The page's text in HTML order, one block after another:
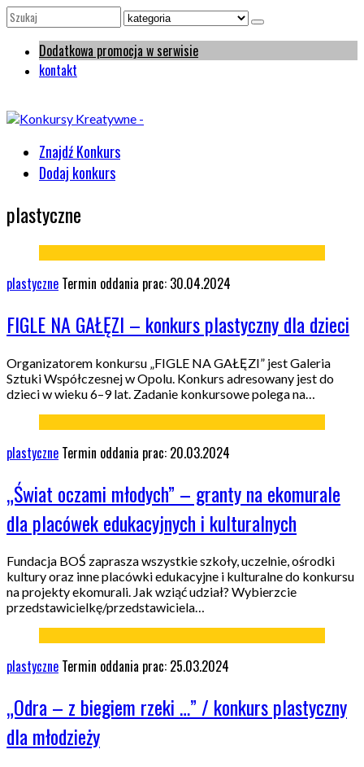
Dodatkowa promocja w serwisie
kontakt
Znajdź Konkurs
Dodaj konkurs
plastyczne
plastyczne Termin oddania prac: 30.04.2024
FIGLE NA GAŁĘZI – konkurs plastyczny dla dzieci
Organizatorem konkursu „FIGLE NA GAŁĘZI” jest Galeria
Sztuki Współczesnej w Opolu. Konkurs adresowany jest do
dzieci w wieku 6–9 lat. Zadanie konkursowe polega na…
plastyczne Termin oddania prac: 20.03.2024
„Świat oczami młodych” – granty na ekomurale
dla placówek edukacyjnych i kulturalnych
Fundacja BOŚ zaprasza wszystkie szkoły, uczelnie, ośrodki
kultury oraz inne placówki edukacyjne i kulturalne do konkursu
na projekty ekomurali. Jak wziąć udział? Wybierzcie
przedstawicielkę/przedstawiciela…
plastyczne Termin oddania prac: 25.03.2024
„Odra – z biegiem rzeki …” / konkurs plastyczny
dla młodzieży